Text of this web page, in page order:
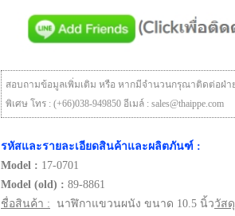
สอบถามข้อมูลเพิ่มเติม หรือ หากมีจำนวนกรุณาติดต่อฝ่า
พิเศษ โทร : (+66)038-949850 อีเมล์ : sales@thaippe.com
รหัสและรายละเอียดสินค้าและผลิตภันฑ์ :
Model : 17-0701
Model (old) : 89-8861
ชื่อสินค้า : นาฬิกาแขวนผนัง ขนาด 10.5 นิ้ววัส